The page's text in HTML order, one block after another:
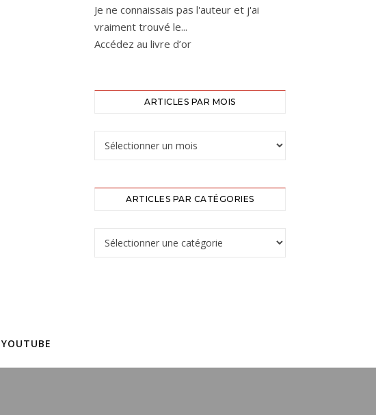
Je ne connaissais pas l'auteur et j'ai
vraiment trouvé le...
Accédez au livre d’or
ARTICLES PAR MOIS
ARTICLES PAR CATÉGORIES
YOUTUBE